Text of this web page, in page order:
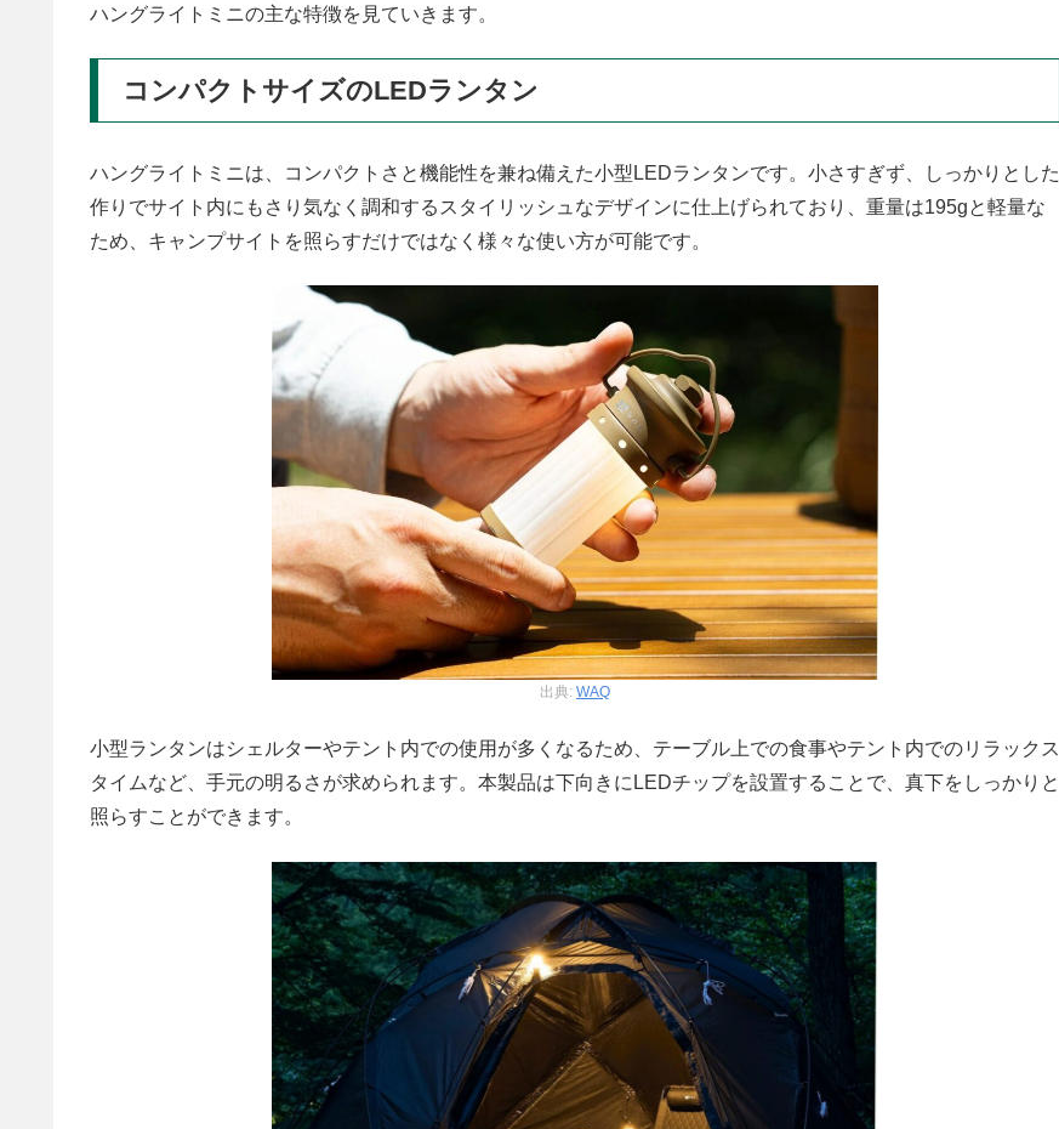
ハングライトミニの主な特徴を見ていきます。
コンパクトサイズのLEDランタン
ハングライトミニは、コンパクトさと機能性を兼ね備えた小型LEDランタンです。小さすぎず、しっかりとした
作りでサイト内にもさり気なく調和するスタイリッシュなデザインに仕上げられており、重量は195gと軽量な
ため、キャンプサイトを照らすだけではなく様々な使い方が可能です。
出典: WAQ
小型ランタンはシェルターやテント内での使用が多くなるため、テーブル上での食事やテント内でのリラックス
タイムなど、手元の明るさが求められます。本製品は下向きにLEDチップを設置することで、真下をしっかりと
照らすことができます。